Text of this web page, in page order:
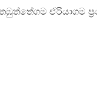
ඒරියාගම